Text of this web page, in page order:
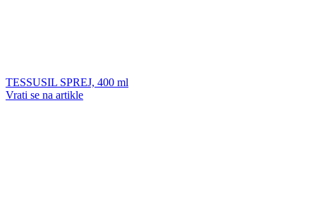
TESSUSIL SPREJ, 400 ml
Vrati se na artikle